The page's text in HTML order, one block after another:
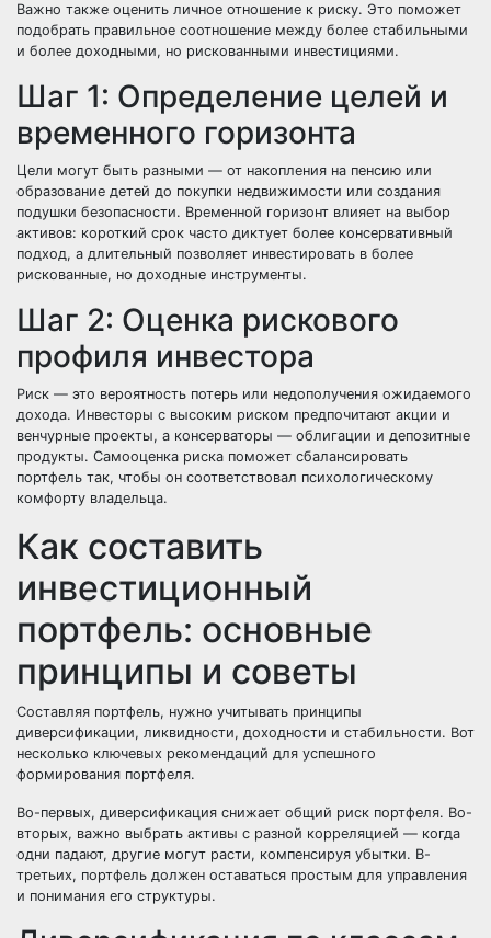
Важно также оценить личное отношение к риску. Это поможет
подобрать правильное соотношение между более стабильными
и более доходными, но рискованными инвестициями.
Шаг 1: Определение целей и
временного горизонта
Цели могут быть разными — от накопления на пенсию или
образование детей до покупки недвижимости или создания
подушки безопасности. Временной горизонт влияет на выбор
активов: короткий срок часто диктует более консервативный
подход, а длительный позволяет инвестировать в более
рискованные, но доходные инструменты.
Шаг 2: Оценка рискового
профиля инвестора
Риск — это вероятность потерь или недополучения ожидаемого
дохода. Инвесторы с высоким риском предпочитают акции и
венчурные проекты, а консерваторы — облигации и депозитные
продукты. Самооценка риска поможет сбалансировать
портфель так, чтобы он соответствовал психологическому
комфорту владельца.
Как составить
инвестиционный
портфель: основные
принципы и советы
Составляя портфель, нужно учитывать принципы
диверсификации, ликвидности, доходности и стабильности. Вот
несколько ключевых рекомендаций для успешного
формирования портфеля.
Во-первых, диверсификация снижает общий риск портфеля. Во-
вторых, важно выбрать активы с разной корреляцией — когда
одни падают, другие могут расти, компенсируя убытки. В-
третьих, портфель должен оставаться простым для управления
и понимания его структуры.